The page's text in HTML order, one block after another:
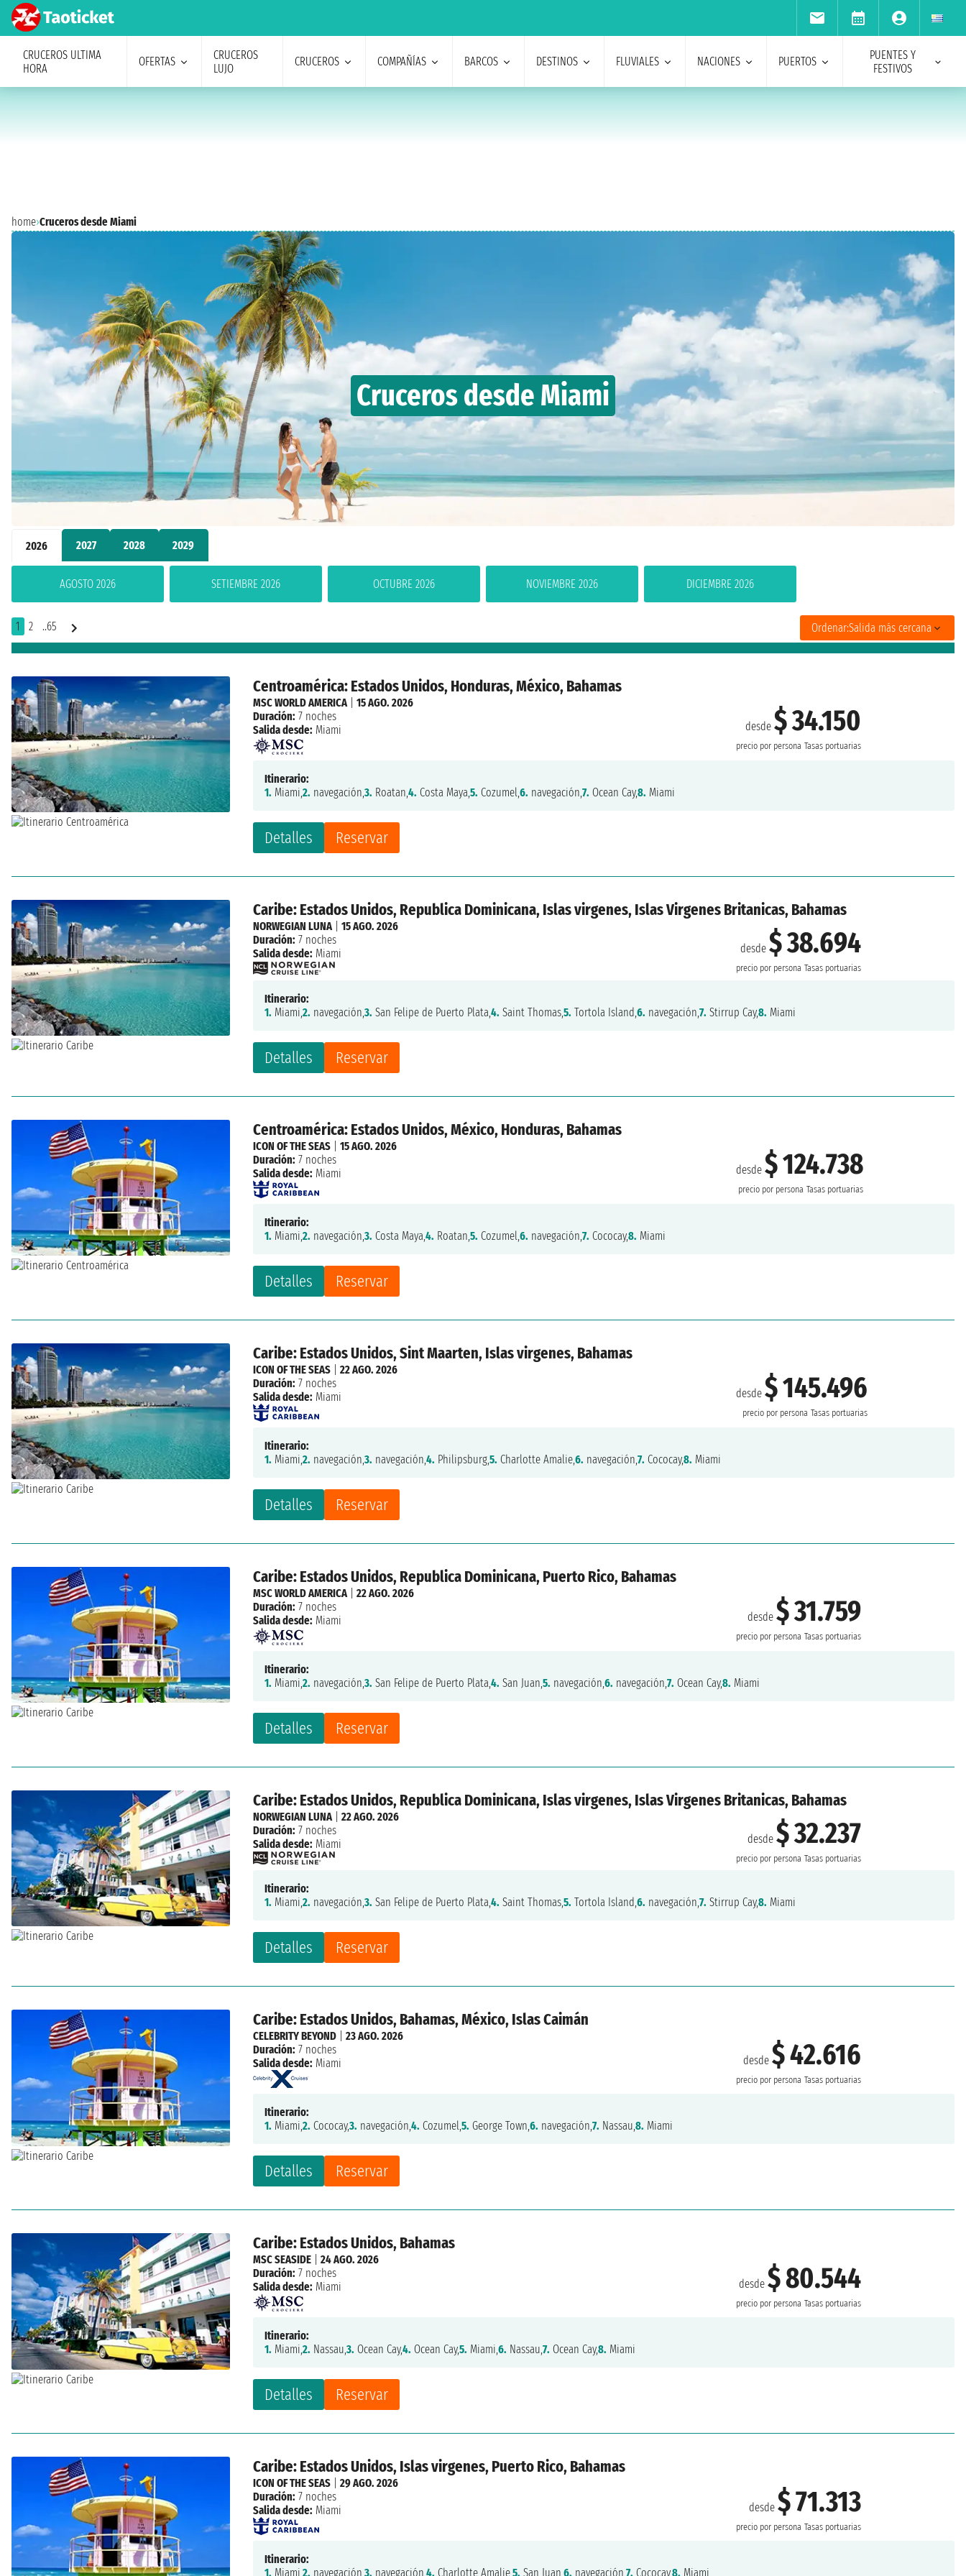
CRUCEROS ULTIMA
HORA
OFERTAS
CRUCEROS
LUJO
CRUCEROS COMPAÑÍAS BARCOS DESTINOS FLUVIALES NACIONES PUERTOS
PUENTES Y
FESTIVOS
home›Cruceros desde Miami
Cruceros desde Miami
2026 2027 2028 2029
AGOSTO 2026 SETIEMBRE 2026 OCTUBRE 2026 NOVIEMBRE 2026 DICIEMBRE 2026
1 2 ..65 Ordenar:Salida más cercana
Centroamérica: Estados Unidos, Honduras, México, Bahamas
desde $ 34.150
precio por persona Tasas portuarias
Detalles Reservar
MSC WORLD AMERICA
15 AGO. 2026
Duración: 7 noches
Salida desde: Miami
Itinerario:
1. Miami, 2. navegación, 3. Roatan, 4. Costa Maya, 5. Cozumel, 6. navegación, 7. Ocean Cay,8. Miami
Caribe: Estados Unidos, Republica Dominicana, Islas virgenes, Islas Virgenes Britanicas, Bahamas
desde $ 38.694
precio por persona Tasas portuarias
Detalles Reservar
NORWEGIAN LUNA
15 AGO. 2026
Duración: 7 noches
Salida desde: Miami
Itinerario:
1. Miami, 2. navegación, 3. San Felipe de Puerto Plata, 4. Saint Thomas,5. Tortola Island, 6. navegación, 7. Stirrup Cay,8. Miami
Centroamérica: Estados Unidos, México, Honduras, Bahamas
desde $ 124.738
precio por persona Tasas portuarias
Detalles Reservar
ICON OF THE SEAS
15 AGO. 2026
Duración: 7 noches
Salida desde: Miami
Itinerario:
1. Miami, 2. navegación, 3. Costa Maya, 4. Roatan, 5. Cozumel, 6. navegación, 7. Cococay,8. Miami
Caribe: Estados Unidos, Sint Maarten, Islas virgenes, Bahamas
desde $ 145.496
precio por persona Tasas portuarias
Detalles Reservar
ICON OF THE SEAS
22 AGO. 2026
Duración: 7 noches
Salida desde: Miami
Itinerario:
1. Miami, 2. navegación, 3. navegación, 4. Philipsburg,5. Charlotte Amalie,6. navegación, 7. Cococay,8. Miami
Caribe: Estados Unidos, Republica Dominicana, Puerto Rico, Bahamas
desde $ 31.759
precio por persona Tasas portuarias
Detalles Reservar
MSC WORLD AMERICA
22 AGO. 2026
Duración: 7 noches
Salida desde: Miami
Itinerario:
1. Miami, 2. navegación, 3. San Felipe de Puerto Plata, 4. San Juan, 5. navegación, 6. navegación, 7. Ocean Cay,8. Miami
Caribe: Estados Unidos, Republica Dominicana, Islas virgenes, Islas Virgenes Britanicas, Bahamas
desde $ 32.237
precio por persona Tasas portuarias
Detalles Reservar
NORWEGIAN LUNA
22 AGO. 2026
Duración: 7 noches
Salida desde: Miami
Itinerario:
1. Miami,2. navegación,3. San Felipe de Puerto Plata,4. Saint Thomas,5. Tortola Island,6. navegación,7. Stirrup Cay,8. Miami
Caribe: Estados Unidos, Bahamas, México, Islas Caimán
desde $ 42.616
precio por persona Tasas portuarias
Detalles Reservar
CELEBRITY BEYOND
23 AGO. 2026
Duración: 7 noches
Salida desde: Miami
Itinerario:
1. Miami,2. Cococay,3. navegación,4. Cozumel,5. George Town,6. navegación,7. Nassau,8. Miami
Caribe: Estados Unidos, Bahamas
desde $ 80.544
precio por persona Tasas portuarias
Detalles Reservar
MSC SEASIDE
24 AGO. 2026
Duración: 7 noches
Salida desde: Miami
Itinerario:
1. Miami,2. Nassau,3. Ocean Cay,4. Ocean Cay,5. Miami,6. Nassau,7. Ocean Cay,8. Miami
Caribe: Estados Unidos, Islas virgenes, Puerto Rico, Bahamas
desde $ 71.313
precio por persona Tasas portuarias
ICON OF THE SEAS
29 AGO. 2026
Duración: 7 noches
Salida desde: Miami
Itinerario:
1. Miami, 2. navegación, 3. navegación, 4. Charlotte Amalie,5. San Juan, 6. navegación, 7. Cococay,8. Miami